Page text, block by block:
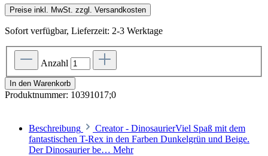
Preise inkl. MwSt. zzgl. Versandkosten
Sofort verfügbar, Lieferzeit: 2-3 Werktage
Anzahl
In den Warenkorb
Produktnummer: 10391017;0
Beschreibung
Creator - DinosaurierViel Spaß mit dem
fantastischen T-Rex in den Farben Dunkelgrün und Beige.
Der Dinosaurier be… Mehr